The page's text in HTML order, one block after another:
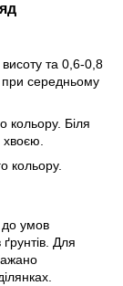
та 0,6-0,8
середньому
кольору. Біля
кольору.
до умов
Для